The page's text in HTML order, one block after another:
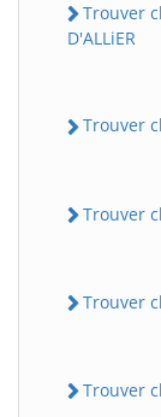
Trouver
D'ALLiER
Trouver
Trouver
Trouver
Trouver